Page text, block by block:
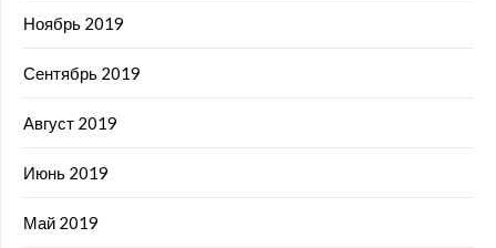
Ноябрь 2019
Сентябрь 2019
Август 2019
Июнь 2019
Май 2019